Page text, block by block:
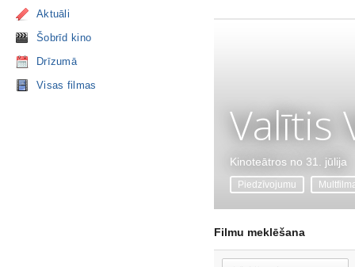
Aktuāli
Šobrīd kino
Drīzumā
Visas filmas
Valītis
Kinoteātros no 31. jūlija
Piedzīvojumu
Filmu meklēšana